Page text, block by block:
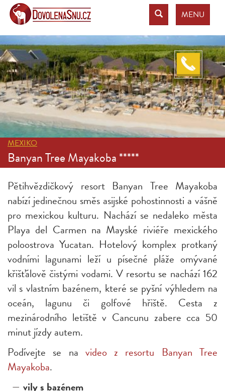
MENU
MEXIKO
Banyan Tree Mayakoba *****
Pětihvězdičkový resort Banyan Tree Mayakoba
nabízí jedinečnou směs asijské pohostinnosti a vášně
pro mexickou kulturu. Nachází se nedaleko města
Playa del Carmen na Mayské riviéře mexického
poloostrova Yucatan. Hotelový komplex protkaný
vodními lagunami leží u písečné pláže omývané
křišťálově čistými vodami. V resortu se nachází 162
vil s vlastním bazénem, které se pyšní výhledem na
oceán, lagunu či golfové hřiště. Cesta z
mezinárodního letiště v Cancunu zabere cca 50
minut jízdy autem.
Podívejte se na video z resortu Banyan Tree
Mayakoba.
vily s bazénem